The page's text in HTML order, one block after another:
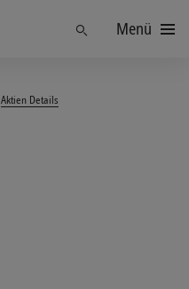
FindenMenü
Aktien Details